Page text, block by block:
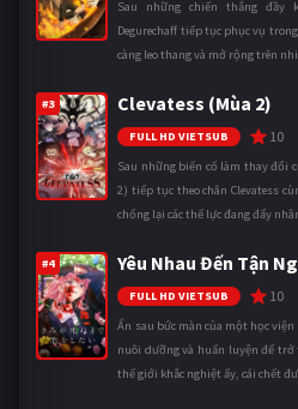
Sau những chiến thắng đầy
Degurechaff tiếp tục phục vụ
càng leo thang và mở rộng trên
#3 Clevatess (Mùa 2)
FULL HD VIETSUB 10
Sau những biến cố làm thay đổi
2) tiếp tục theo chân Clevatess
chống lại các thế lực đang đẩy
#4 Yêu Nhau Đến Tận
FULL HD VIETSUB 10
Ẩn sau bức màn của một học
nuôi dưỡng và huấn luyện để trở
thế giới khắc nghiệt ấy, cái chết